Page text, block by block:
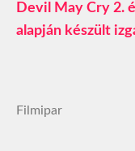
Devil May Cry 2.
alapján készült
Filmipar